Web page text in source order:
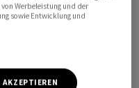
Werbeleistung und der
sowie Entwicklung und
AKZEPTIEREN